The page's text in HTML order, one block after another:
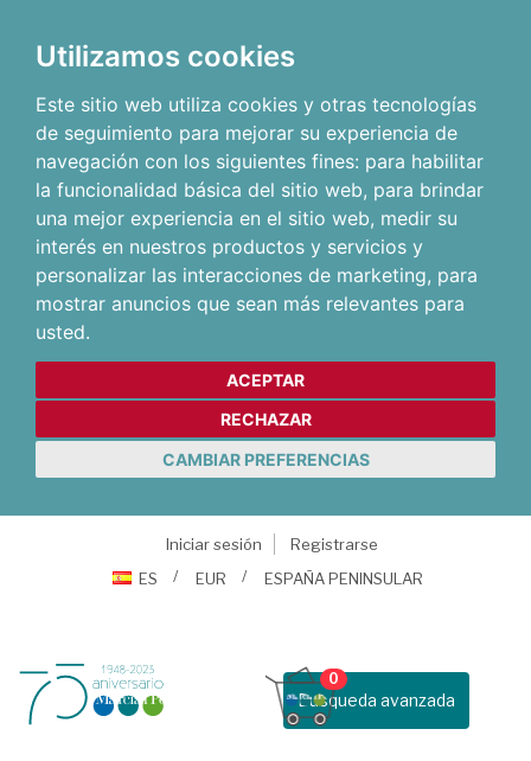
Utilizamos cookies
Este sitio web utiliza cookies y otras tecnologías
de seguimiento para mejorar su experiencia de
navegación con los siguientes fines: para habilitar
la funcionalidad básica del sitio web, para brindar
una mejor experiencia en el sitio web, medir su
interés en nuestros productos y servicios y
personalizar las interacciones de marketing, para
mostrar anuncios que sean más relevantes para
usted.
ACEPTAR
RECHAZAR
CAMBIAR PREFERENCIAS
Iniciar sesión
Registrarse
ES
EUR ESPAÑA PENINSULAR
Busqueda avanzada
0